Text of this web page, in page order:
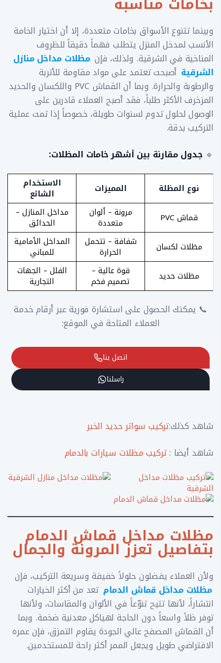
وبينما تتنوع الأسواق بخامات متعددة، إلا أن اختيار الخامة
الأنسب لمدخل المنزل يتطلب فهماً دقيقاً للظروف
المناخية في الشرقية. ولذلك، فإن مظلات مداخل منازل
الشرقية أصبحت تعتمد على مواد مقاومة للأتربة
والرطوبة والحرارة. وبما أن القماش PVC واللكسان والحديد
المزخرف الأكثر طلباً، فقد أصبح العملاء قادرين على
الوصول لحلول تدوم لسنوات طويلة، خصوصاً إذا تمت عملية
التركيب بدقة.
🔹 جدول مقارنة بين أشهر خامات المظلات:
نوع المظلة المميزات الاستخدام
الشائع
قماش PVC
مرونة – ألوان
متعددة
مداخل المنازل –
الحدائق
مظلات لكسان
شفافة – تتحمل
الحرارة
المداخل الأمامية
للمباني
مظلات حديد
قوة عالية –
تصميم فخم
الفلل – الجهات
التجارية
📞 يمكنك الحصول على استشارة فورية عبر أرقام خدمة
العملاء المتاحة في الموقع:
اتصل بنا
راسلنا
شاهد كذلك:تركيب سواتر حديد الخبر
شاهد أيضا :تركيب مظلات سيارات بالدمام
مظلات مداخل قماش الدمام
بتفاصيل تعزز المرونة والجمال
ولأن العملاء يفضلون حلولاً خفيفة وسريعة التركيب، فإن
مظلات مداخل قماش الدمام تعد من أكثر الخيارات
انتشاراً، لأنها تتيح تنوّعاً في الألوان والمقاسات، ولأنها
توفر ظلاً واسعاً دون الحاجة لهياكل معدنية ضخمة. وبما
أن القماش المصفح عالي الجودة يقاوم التمزق، فإن عمره
الافتراضي طويل ويجعل الممر أكثر راحة للمستخدمين.